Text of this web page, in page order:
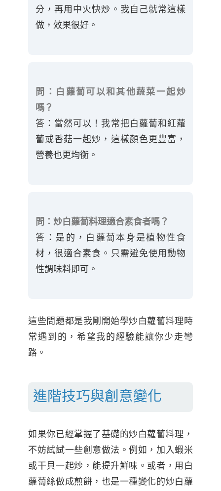
分，再用中火快炒。我自己就常這樣
做，效果很好。
問：白蘿蔔可以和其他蔬菜一起炒
嗎？
答：當然可以！我常把白蘿蔔和紅蘿
蔔或香菇一起炒，這樣顏色更豐富，
營養也更均衡。
問：炒白蘿蔔料理適合素食者嗎？
答：是的，白蘿蔔本身是植物性食
材，很適合素食。只需避免使用動物
性調味料即可。
這些問題都是我剛開始學炒白蘿蔔料理時
常遇到的，希望我的經驗能讓你少走彎
路。
進階技巧與創意變化
如果你已經掌握了基礎的炒白蘿蔔料理，
不妨試試一些創意做法。例如，加入蝦米
或干貝一起炒，能提升鮮味。或者，用白
蘿蔔絲做成煎餅，也是一種變化的炒白蘿